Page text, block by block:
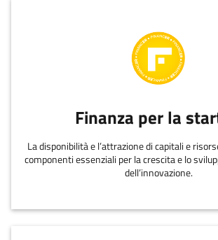
Finanza per la
La disponibilità e l’attrazione di capitali e
componenti essenziali per la crescita e lo
dell’innovazione.